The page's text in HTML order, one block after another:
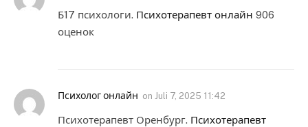
Б17 психологи. Психотерапевт онлайн 906
оценок
Психолог онлайн on Juli 7, 2025 11:42
Психотерапевт Оренбург. Психотерапевт